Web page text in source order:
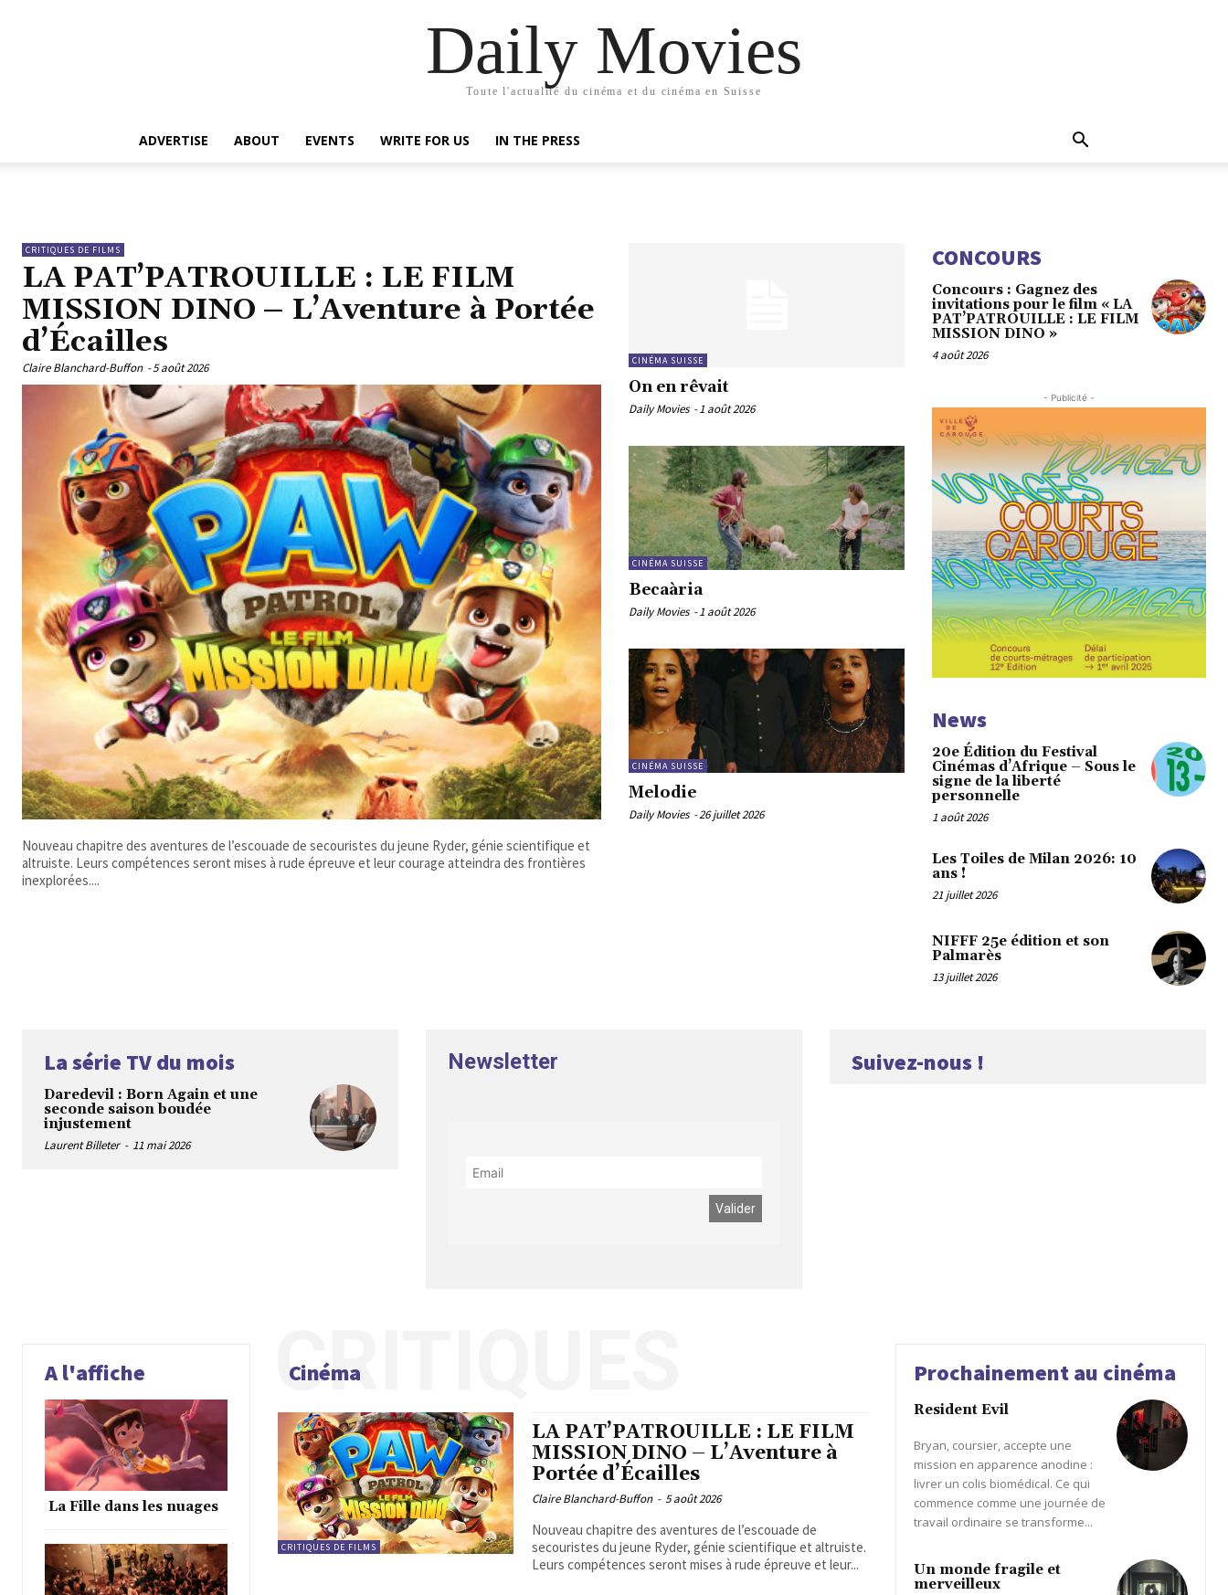
Daily Movies
Toute l'actualité du cinéma et du cinéma en Suisse
ADVERTISE ABOUT EVENTS WRITE FOR US IN THE PRESS
CRITIQUES DE FILMS
LA PAT’PATROUILLE : LE FILM
MISSION DINO – L’Aventure à Portée
d’Écailles
Claire Blanchard-Buffon -5 août 2026
Nouveau chapitre des aventures de l’escouade de secouristes du jeune Ryder, génie scientifique et
altruiste. Leurs compétences seront mises à rude épreuve et leur courage atteindra des frontières
inexplorées....
CINÉMA SUISSE
On en rêvait
Daily Movies -1 août 2026
CINÉMA SUISSE
Becaària
Daily Movies -1 août 2026
CINÉMA SUISSE
Melodie
Daily Movies -26 juillet 2026
CONCOURS
Concours : Gagnez des
invitations pour le film « LA
PAT’PATROUILLE : LE FILM
MISSION DINO »
4 août 2026
- Publicité -
News
20e Édition du Festival
Cinémas d’Afrique – Sous le
signe de la liberté
personnelle
1 août 2026
Les Toiles de Milan 2026: 10
ans !
21 juillet 2026
NIFFF 25e édition et son
Palmarès
13 juillet 2026
La série TV du mois
Daredevil : Born Again et une
seconde saison boudée
injustement
Laurent Billeter - 11 mai 2026
Newsletter Suivez-nous !
A l'affiche
La Fille dans les nuages
Cinéma
CRITIQUES
CRITIQUES DE FILMS
LA PAT’PATROUILLE : LE FILM
MISSION DINO – L’Aventure à
Portée d’Écailles
Claire Blanchard-Buffon - 5 août 2026
Nouveau chapitre des aventures de l’escouade de
secouristes du jeune Ryder, génie scientifique et altruiste.
Leurs compétences seront mises à rude épreuve et leur...
Prochainement au cinéma
Resident Evil
Bryan, coursier, accepte une
mission en apparence anodine :
livrer un colis biomédical. Ce qui
commence comme une journée de
travail ordinaire se transforme...
Un monde fragile et
merveilleux